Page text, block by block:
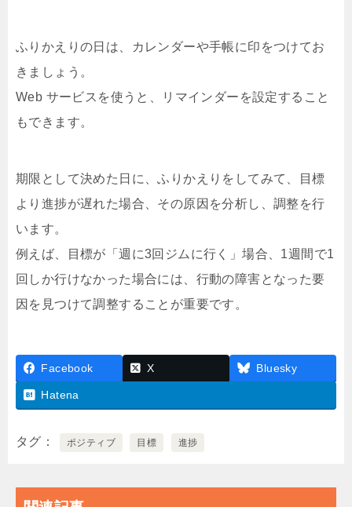
ふりかえりの日は、カレンダーや手帳に印をつけてお
きましょう。
Web サービスを使うと、リマインダーを設定すること
もできます。
期限として決めた日に、ふりかえりをしてみて、目標
より進捗が遅れた場合、その原因を分析し、調整を行
います。
例えば、目標が「週に3回ジムに行く」場合、1週間で1
回しか行けなかった場合には、行動の障害となった要
因を見つけて調整することが重要です。
Facebook X Bluesky
Hatena
タグ ポジティブ 目標 進捗